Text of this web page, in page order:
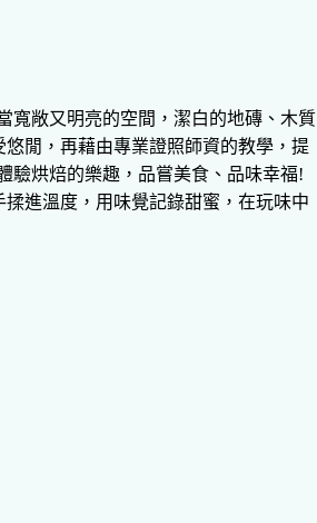
寬敞又明亮的空間，潔白的地磚、木質
閒，再藉由專業證照師資的教學，提
驗烘焙的樂趣，品嘗美食、品味幸福!
進溫度，用味覺記錄甜蜜，在玩味中